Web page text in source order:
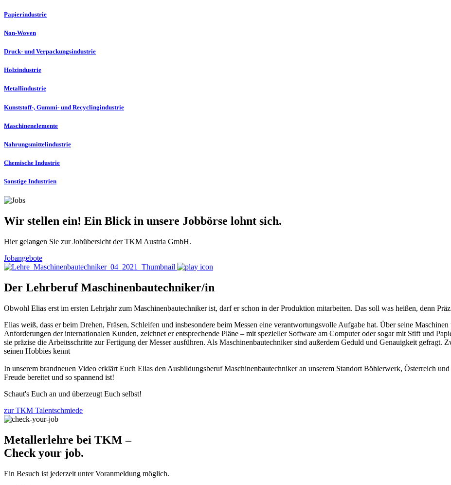
Papierindustrie
Non-Woven
Druck- und Verpackungsindustrie
Holzindustrie
Metallindustrie
Kunststoff-, Gummi- und Recyclingindustrie
Maschinenelemente
Nahrungsmittelindustrie
Chemische Industrie
Sonstige Industrien
Wir stellen ein! Ein Blick in unsere Jobbörse lohnt sich.
Hier gelangen Sie zur Jobübersicht der TKM Austria GmbH.
Jobangebote
Der Lehrberuf Maschinenbautechniker/in
Obwohl Elias erst im ersten Lehrjahr zum Maschinenbautechniker ist, darf er schon in der Produktion mitarbeiten. Das soll was heißen, denn
Elias weiß, dass er beim Drehen, Fräsen, Schleifen und insbesondere beim Messen eine verantwortungsvolle Aufgabe hat. Über seine
Anforderungen der internationalen Kunden, zeichnet er entsprechende Pläne – mit spezieller Software am Computer oder sogar mit Stift und
sie präzise die Arbeitsschritte zur Fertigung der Messer ausführen. Als Maschinenbautechniker sind außerdem Geduld und Genauigkeit gefragt.
seinen Hobbies kennt
In unserem brandneuen Video erklärt Euch Elias den Ausbildungsberuf Maschinenbautechniker an unserem Standort Böhlerwerk, Österreich
Freude bereitet und so spannend ist!
Schaut's Euch an und überzeugt Euch selbst!
zur TKM Talentschmiede
Metallerlehre bei TKM –
Check your job.
Ein Besuch ist jederzeit unter Voranmeldung möglich.